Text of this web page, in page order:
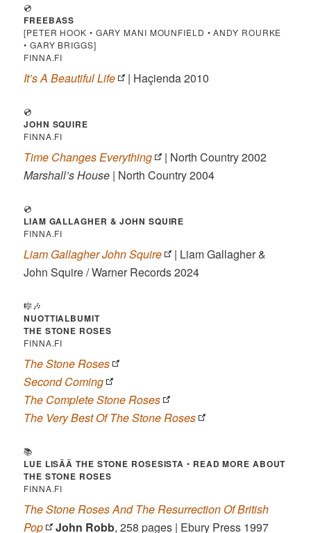
💿
FREEBASS
[PETER HOOK • GARY MANI MOUNFIELD • ANDY ROURKE
• GARY BRIGGS]
FINNA.FI
It’s A Beautiful Life | Haçienda 2010
💿
JOHN SQUIRE
FINNA.FI
Time Changes Everything
| North Country 2002
Marshall’s House | North Country 2004
💿
LIAM GALLAGHER & JOHN SQUIRE
FINNA.FI
Liam Gallagher John Squire
| Liam Gallagher &
John Squire / Warner Records 2024
🎼🎶
NUOTTIALBUMIT
THE STONE ROSES
FINNA.FI
The Stone Roses
Second Coming
The Complete Stone Roses
The Very Best Of The Stone Roses
📚
LUE LISÄÄ THE STONE ROSESISTA • READ MORE ABOUT
THE STONE ROSES
FINNA.FI
The Stone Roses And The Resurrection Of British
Pop
John Robb, 258 pages | Ebury Press 1997